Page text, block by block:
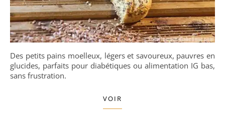
Des petits pains moelleux, légers et savoureux, pauvres en
glucides, parfaits pour diabétiques ou alimentation IG bas,
sans frustration.
VOIR